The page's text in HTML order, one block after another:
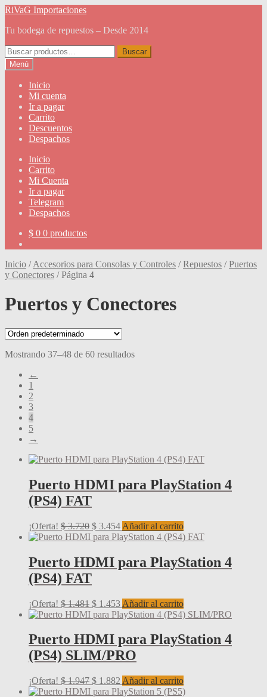
Ir
la
Ir
contenido
RiVaG Importaciones
Tu bodega de repuestos – Desde 2014
Buscar
por:
Buscar
Menú
Inicio
Mi cuenta
Ir a pagar
Carrito
Descuentos
Despachos
Inicio
Carrito
Mi Cuenta
Ir a pagar
Telegram
Despachos
$ 0 0 productos
Inicio /Accesorios para Consolas y Controles /Repuestos /Puertos
y Conectores /Página 4
Puertos y Conectores
Mostrando 37–48 de 60 resultados
←
1
2
3
4
5
→
Puerto HDMI para PlayStation 4
(PS4) FAT
¡Oferta! $3.720 El
precio
era:
$ 3.720.
$ 3.454El
precio
$ 3.454.
Añadir al carrito
Puerto HDMI para PlayStation 4
(PS4) FAT
¡Oferta! $1.481 El
precio
era:
$ 1.481.
$ 1.453El
precio
es:
$ 1.453.
Añadir al carrito
Puerto HDMI para PlayStation 4
(PS4) SLIM/PRO
¡Oferta! $1.947 El
precio
$ 1.882 El
precio
Añadir al carrito